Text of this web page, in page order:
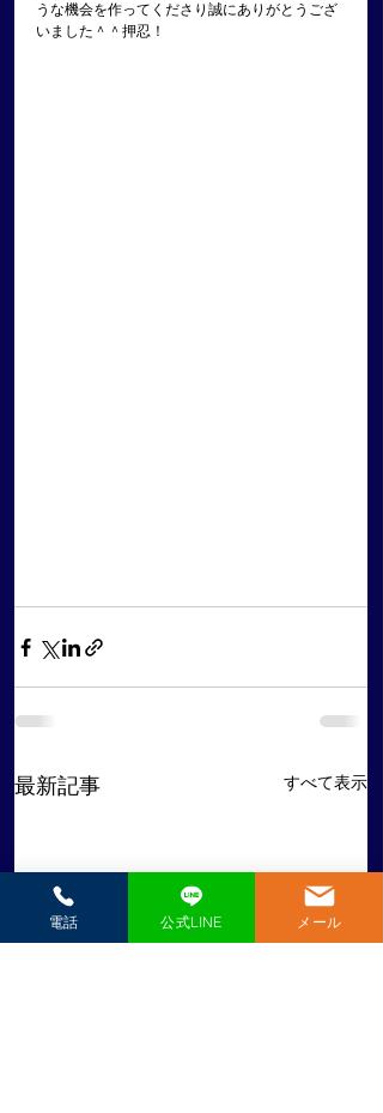
うな機会を作ってくださり誠にありがとうござ
いました＾＾押忍！
最新記事 すべて表示
電話 公式LINE メール